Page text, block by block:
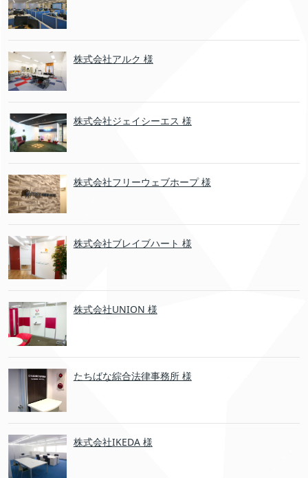
株式会社アルク 様
株式会社ジェイシーエス 様
株式会社フリーウェブホープ 様
株式会社ブレイブハート 様
株式会社UNION 様
たちばな綜合法律事務所 様
株式会社IKEDA 様